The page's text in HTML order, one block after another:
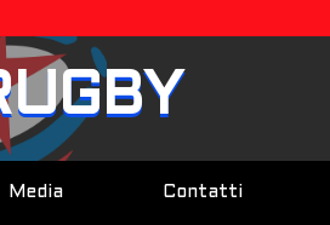
Media Contatti